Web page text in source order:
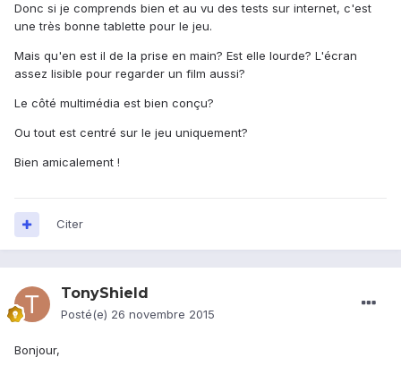
Donc si je comprends bien et au vu des tests sur internet, c'est
une très bonne tablette pour le jeu.
Mais qu'en est il de la prise en main? Est elle lourde? L'écran
assez lisible pour regarder un film aussi?
Le côté multimédia est bien conçu?
Ou tout est centré sur le jeu uniquement?
Bien amicalement !
Citer
TonyShield
Posté(e) 26 novembre 2015
Bonjour,